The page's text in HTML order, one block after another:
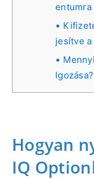
entumra
jesítve
lgozása?
Hogyan
IQ